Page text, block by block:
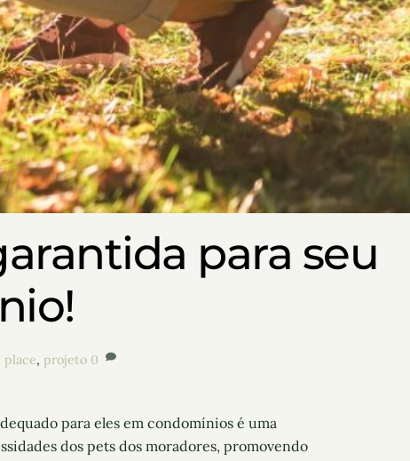
para seu
place,projeto 0
para eles em condomínios é uma
dos pets dos moradores, promovendo